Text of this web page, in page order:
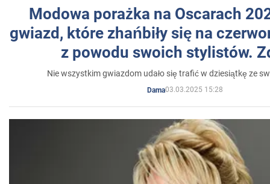
Modowa porażka na Oscarach
gwiazd, które zhańbiły się na
z powodu swoich stylistów.
Nie wszystkim gwiazdom udało się trafić w dziesiątkę ze
Dama03.03.2025 15:28